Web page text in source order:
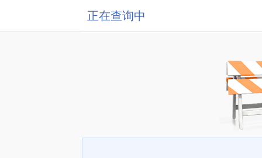
正在查询中